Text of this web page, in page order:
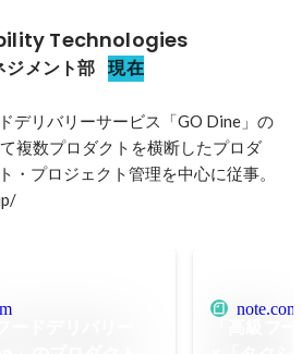
Technologies
ジメント部 現在
デリバリーサービス「GO Dine」の
複数プロダクトを横断したプロダ
・プロジェクト管理を中心に従事。
note.com